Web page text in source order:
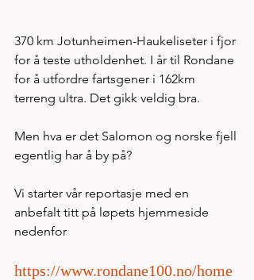
370 km Jotunheimen-Haukeliseter i fjor
for å teste utholdenhet. I år til Rondane
for å utfordre fartsgener i 162km
terreng ultra. Det gikk veldig bra.
Men hva er det Salomon og norske fjell
egentlig har å by på?
Vi starter vår reportasje med en
anbefalt titt på løpets hjemmeside
nedenfor
https://www.rondane100.no/home